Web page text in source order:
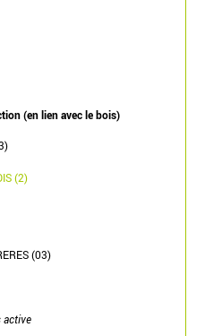
(en lien avec le bois)
(2)
(03)
active